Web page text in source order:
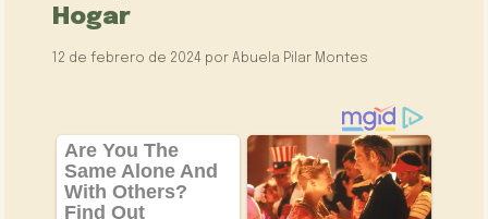
Hogar
12 de febrero de 2024 por Abuela Pilar Montes